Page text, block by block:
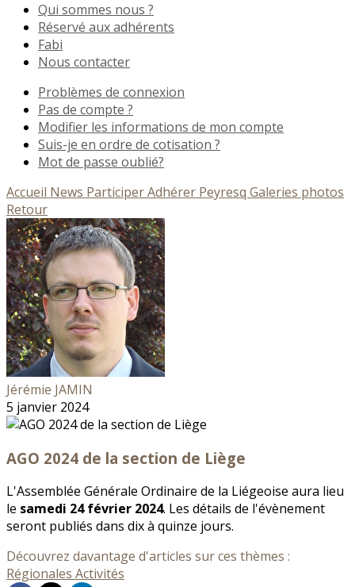
Qui sommes nous ?
Réservé aux adhérents
Fabi
Nous contacter
Problèmes de connexion
Pas de compte ?
Modifier les informations de mon compte
Suis-je en ordre de cotisation ?
Mot de passe oublié?
Accueil News ParticiperAdhérer Peyresq Galeries photos
Retour
Jérémie JAMIN
5 janvier 2024
AGO 2024 de la section de Liège
L'Assemblée Générale Ordinaire de la Liégeoise aura lieu
le samedi 24 février 2024. Les détails de l'évènement
seront publiés dans dix à quinze jours.
Découvrez davantage d'articles sur ces thèmes :
Régionales Activités